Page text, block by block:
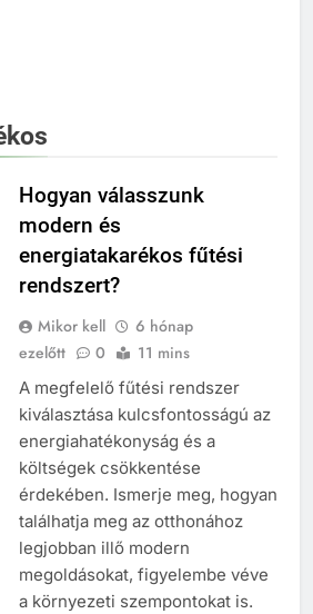
Hogyan válasszunk
modern és
energiatakarékos fűtési
rendszert?
Mikor kell
6 hónap
ezelőtt
0 11 mins
A megfelelő fűtési rendszer
kiválasztása kulcsfontosságú az
energiahatékonyság és a
költségek csökkentése
érdekében. Ismerje meg, hogyan
találhatja meg az otthonához
legjobban illő modern
megoldásokat, figyelembe véve
a környezeti szempontokat is.